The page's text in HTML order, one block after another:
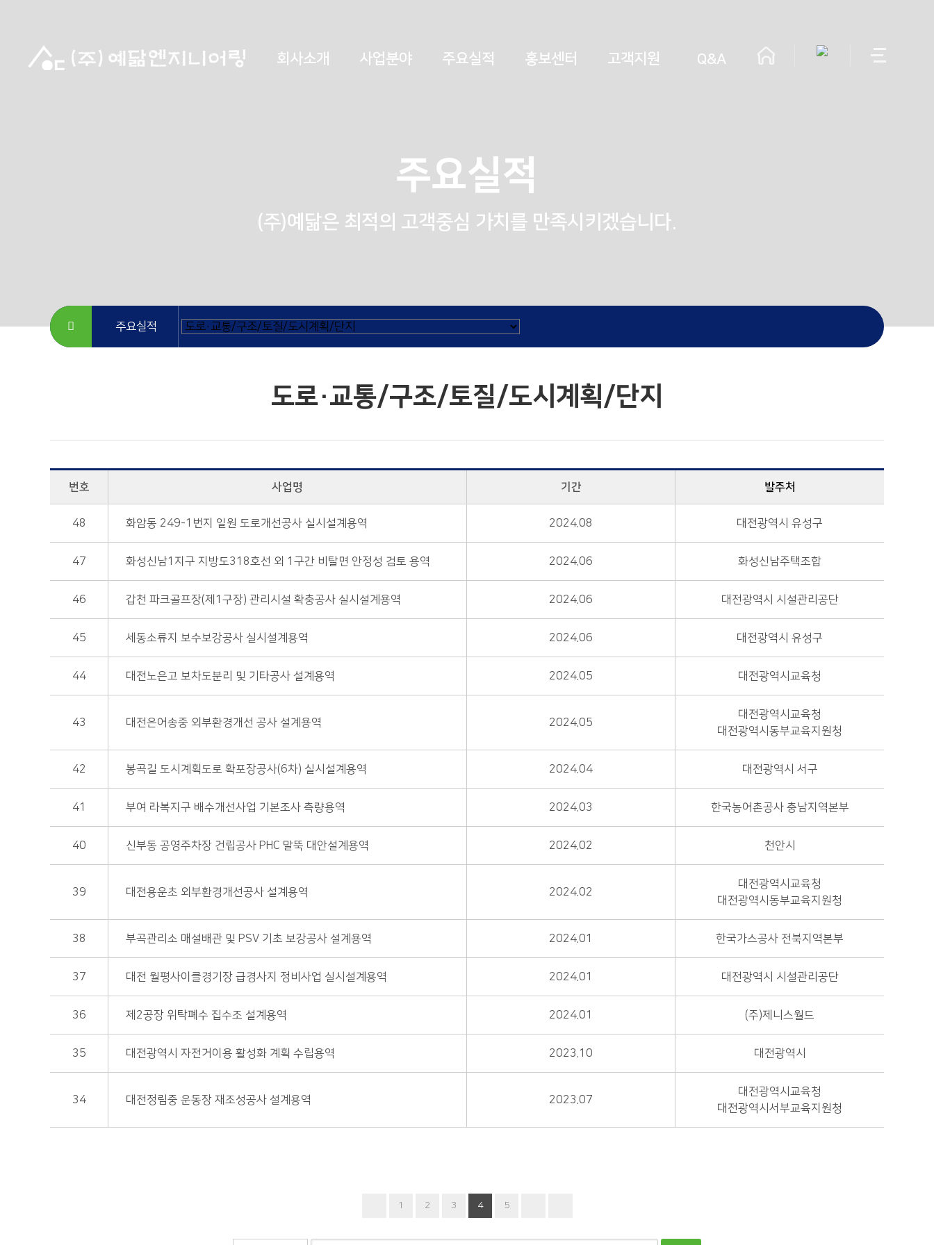
회사소개 사업분야 주요실적 홍보센터 고객지원 Q&A
주요실적
(주)예닮은 최적의 고객중심 가치를 만족시키겠습니다.
주요실적
도로·교통/구조/토질/도시계획/단지
번호 사업명 기간 발주처
48 화암동 249-1번지 일원 도로개선공사 실시설계용역 2024.08 대전광역시 유성구
47 화성신남1지구 지방도318호선 외 1구간 비탈면 안정성 검토 용역 2024.06 화성신남주택조합
46 갑천 파크골프장(제1구장) 관리시설 확충공사 실시설계용역 2024.06 대전광역시 시설관리공단
45 세동소류지 보수보강공사 실시설계용역 2024.06 대전광역시 유성구
44 대전노은고 보차도분리 및 기타공사 설계용역 2024.05 대전광역시교육청
43 대전은어송중 외부환경개선 공사 설계용역 2024.05
대전광역시교육청
대전광역시동부교육지원청
42 봉곡길 도시계획도로 확포장공사(6차) 실시설계용역 2024.04 대전광역시 서구
41 부여 라복지구 배수개선사업 기본조사 측량용역 2024.03 한국농어촌공사 충남지역본부
40 신부동 공영주차장 건립공사 PHC 말뚝 대안설계용역 2024.02 천안시
39 대전용운초 외부환경개선공사 설계용역 2024.02
대전광역시교육청
대전광역시동부교육지원청
38 부곡관리소 매설배관 및 PSV 기초 보강공사 설계용역 2024.01 한국가스공사 전북지역본부
37 대전 월평사이클경기장 급경사지 정비사업 실시설계용역 2024.01 대전광역시 시설관리공단
36 제2공장 위탁폐수 집수조 설계용역 2024.01 (주)제니스월드
35 대전광역시 자전거이용 활성화 계획 수립용역 2023.10 대전광역시
34 대전정림중 운동장 재조성공사 설계용역 2023.07
대전광역시교육청
대전광역시서부교육지원청
1 2 3 4 5